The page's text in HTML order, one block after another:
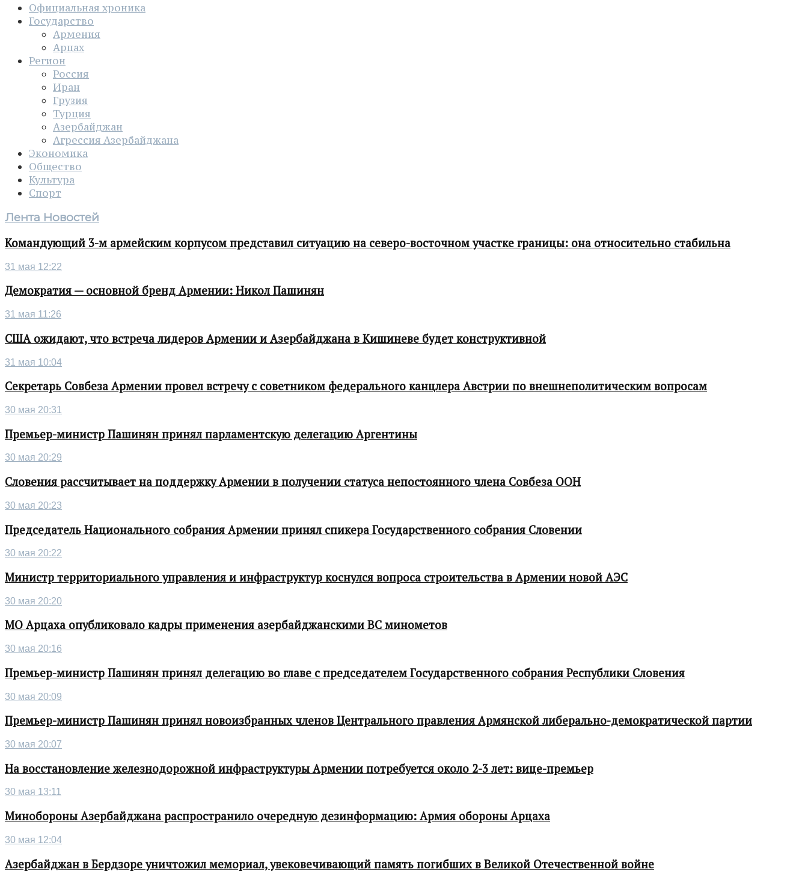
Официальная хроника
Государство
Армения
Арцах
Регион
Россия
Иран
Грузия
Турция
Азербайджан
Агрессия Азербайджана
Экономика
Общество
Культура
Спорт
Лента Новостей
Командующий 3-м армейским корпусом представил ситуацию на северо-восточном участке границы: она относительно стабильна
31 мая 12:22
Демократия — основной бренд Армении: Никол Пашинян
31 мая 11:26
США ожидают, что встреча лидеров Армении и Азербайджана в Кишиневе будет конструктивной
31 мая 10:04
Секретарь Совбеза Армении провел встречу с советником федерального канцлера Австрии по внешнеполитическим вопросам
30 мая 20:31
Премьер-министр Пашинян принял парламентскую делегацию Аргентины
30 мая 20:29
Словения рассчитывает на поддержку Армении в получении статуса непостоянного члена Совбеза ООН
30 мая 20:23
Председатель Национального собрания Армении принял спикера Государственного собрания Словении
30 мая 20:22
Министр территориального управления и инфраструктур коснулся вопроса строительства в Армении новой АЭС
30 мая 20:20
МО Арцаха опубликовало кадры применения азербайджанскими ВС минометов
30 мая 20:16
Премьер-министр Пашинян принял делегацию во главе с председателем Государственного собрания Республики Словения
30 мая 20:09
Премьер-министр Пашинян принял новоизбранных членов Центрального правления Армянской либерально-демократической партии
30 мая 20:07
На восстановление железнодорожной инфраструктуры Армении потребуется около 2-3 лет: вице-премьер
30 мая 13:11
Минобороны Азербайджана распространило очередную дезинформацию: Армия обороны Арцаха
30 мая 12:04
Азербайджан в Бердзоре уничтожил мемориал, увековечивающий память погибших в Великой Отечественной войне